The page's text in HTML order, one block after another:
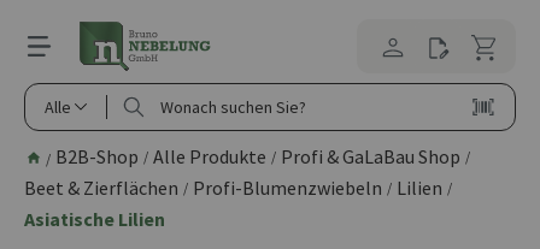
springen
Alle
/ B2B-Shop / Alle Produkte / Profi & GaLaBau Shop /
Beet & Zierflächen / Profi-Blumenzwiebeln / Lilien /
Asiatische Lilien